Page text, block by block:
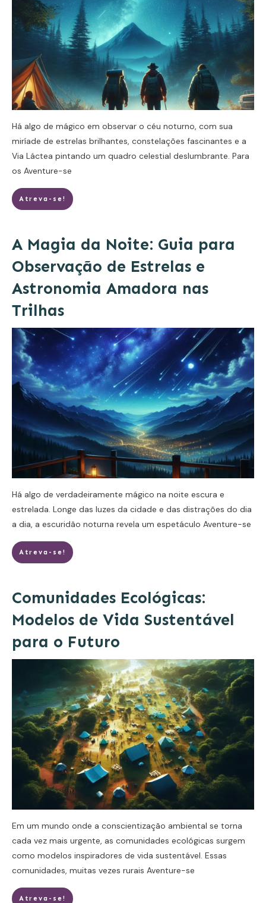
Há algo de mágico em observar o céu noturno, com sua
miríade de estrelas brilhantes, constelações fascinantes e a
Via Láctea pintando um quadro celestial deslumbrante. Para
os Aventure-se
Atreva-se!
A Magia da Noite: Guia para
Observação de Estrelas e
Astronomia Amadora nas
Trilhas
Há algo de verdadeiramente mágico na noite escura e
estrelada. Longe das luzes da cidade e das distrações do dia
a dia, a escuridão noturna revela um espetáculo Aventure-se
Atreva-se!
Comunidades Ecológicas:
Modelos de Vida Sustentável
para o Futuro
Em um mundo onde a conscientização ambiental se torna
cada vez mais urgente, as comunidades ecológicas surgem
como modelos inspiradores de vida sustentável. Essas
comunidades, muitas vezes rurais Aventure-se
Atreva-se!